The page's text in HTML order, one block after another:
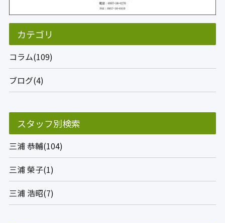
カテゴリ
コラム(109)
ブログ(4)
スタッフ別検索
三浦 恭輔(104)
三浦 榮子(1)
三浦 浩昭(7)